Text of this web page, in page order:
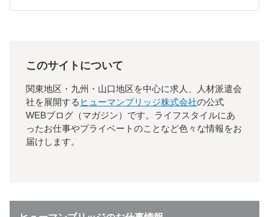
このサイトについて
関東地区・九州・山口地区を中心に求人、人材派遣会
社を展開する ヒューマンブリッジ株式会社の公式
WEBブログ（マガジン）です。ライフスタイルにあ
ったお仕事やプライベートのことなど色々な情報をお
届けします。